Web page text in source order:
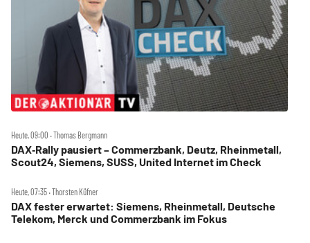
Heute, 09:00 ‧ Thomas Bergmann
DAX‑Rally pausiert – Commerzbank, Deutz, Rheinmetall,
Scout24, Siemens, SUSS, United Internet im Check
Heute, 07:35 ‧ Thorsten Küfner
DAX fester erwartet: Siemens, Rheinmetall, Deutsche
Telekom, Merck und Commerzbank im Fokus